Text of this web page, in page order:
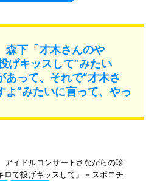
森下「才木さんのや
げキッスして”みたい
あって、それで“才木さ
よ”みたいに言って、やっ
アイドルコンサートさながらの珍
で投げキッスして」 - スポニチ